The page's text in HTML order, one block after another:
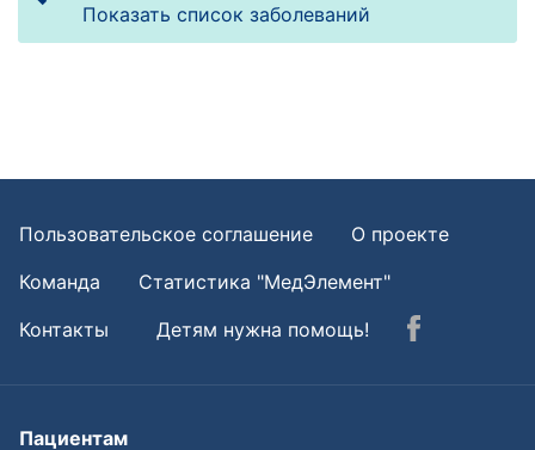
Показать список заболеваний
Пользовательское соглашение
О проекте
Команда
Статистика "МедЭлемент"
Контакты
Детям нужна помощь!
Пациентам